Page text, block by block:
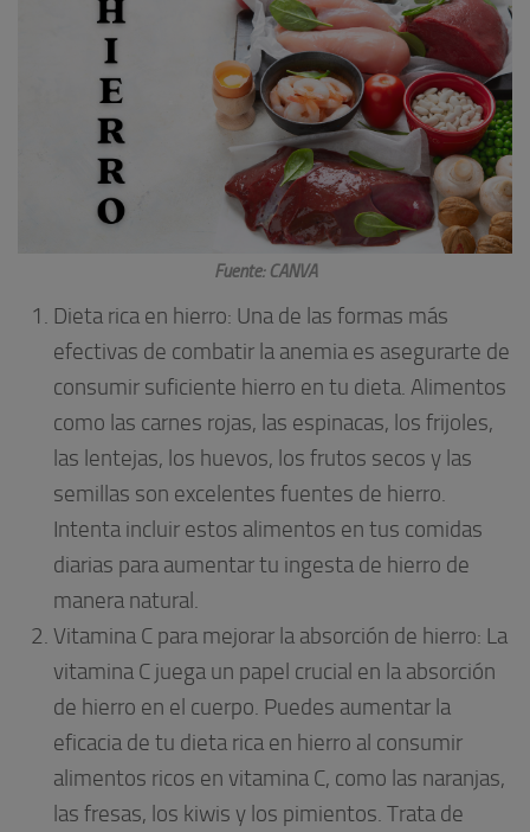
Fuente: CANVA
Dieta rica en hierro: Una de las formas más
efectivas de combatir la anemia es asegurarte de
consumir suficiente hierro en tu dieta. Alimentos
como las carnes rojas, las espinacas, los frijoles,
las lentejas, los huevos, los frutos secos y las
semillas son excelentes fuentes de hierro.
Intenta incluir estos alimentos en tus comidas
diarias para aumentar tu ingesta de hierro de
manera natural.
Vitamina C para mejorar la absorción de hierro: La
vitamina C juega un papel crucial en la absorción
de hierro en el cuerpo. Puedes aumentar la
eficacia de tu dieta rica en hierro al consumir
alimentos ricos en vitamina C, como las naranjas,
las fresas, los kiwis y los pimientos. Trata de